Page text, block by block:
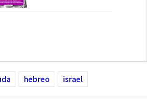
hebreo israel